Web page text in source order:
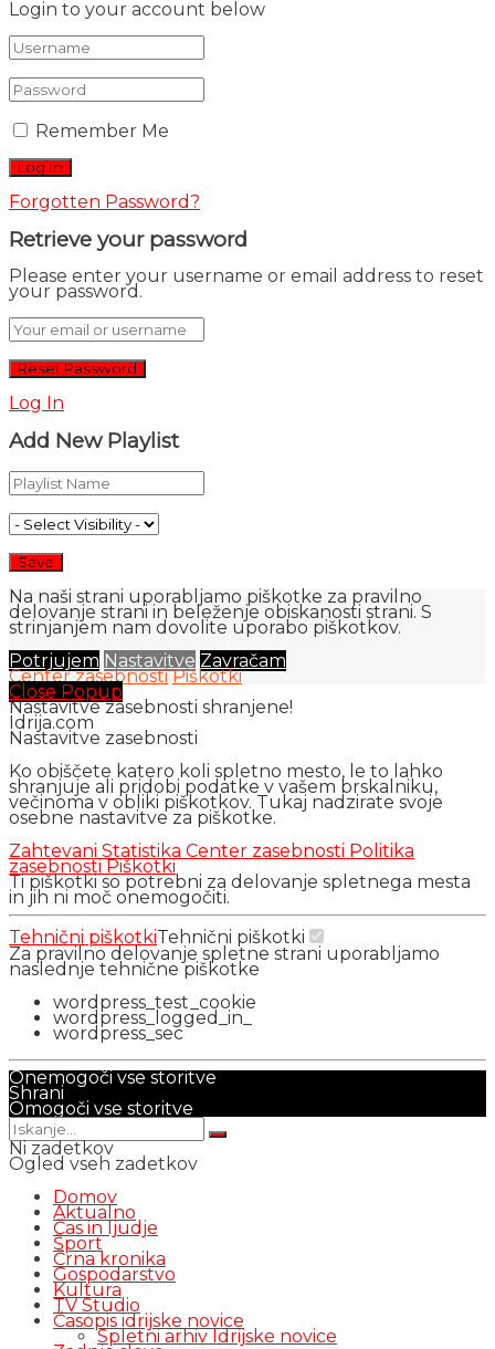
Login to your account below
Remember Me
Forgotten Password?
Retrieve your password
Please enter your username or email address to reset
your password.
Log In
Add New Playlist
Na naši strani uporabljamo piškotke za pravilno
delovanje strani in beleženje obiskanosti strani. S
strinjanjem nam dovolite uporabo piškotkov.
Potrjujem Nastavitve Zavračam
Center zasebnosti Piškotki
Close Popup
Nastavitve zasebnosti shranjene!
Idrija.com
Nastavitve zasebnosti
Ko obiščete katero koli spletno mesto, le to lahko
shranjuje ali pridobi podatke v vašem brskalniku,
večinoma v obliki piškotkov. Tukaj nadzirate svoje
osebne nastavitve za piškotke.
Zahtevani Statistika Center zasebnosti Politika
zasebnostiPiškotki
Ti piškotki so potrebni za delovanje spletnega mesta
in jih ni moč onemogočiti.
Tehnični piškotkiTehnični piškotki
Za pravilno delovanje spletne strani uporabljamo
naslednje tehnične piškotke
wordpress_test_cookie
wordpress_logged_in_
wordpress_sec
Onemogoči vse storitve
Shrani
Omogoči vse storitve
Ni zadetkov
Ogled vseh zadetkov
Domov
Aktualno
Čas in ljudje
Šport
Črna kronika
Gospodarstvo
Kultura
TV Studio
Časopis idrijske novice
Spletni arhiv Idrijske novice